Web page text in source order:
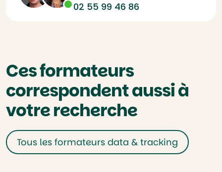
02 55 99 46 86
Ces formateurs
correspondent aussi à
votre recherche
Tous les formateurs data & tracking